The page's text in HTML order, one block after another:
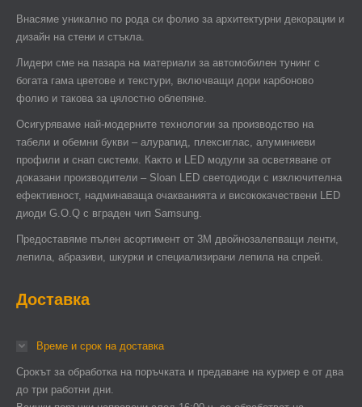
Внасяме уникално по рода си фолио за архитектурни декорации и
дизайн на стени и стъкла.
Лидери сме на пазара на материали за автомобилен тунинг с
богата гама цветове и текстури, включващи дори карбоново
фолио и такова за цялостно облепяне.
Осигуряваме най-модерните технологии за производство на
табели и обемни букви – алурапид, плексиглас, алуминиеви
профили и снап системи. Както и LED модули за осветяване от
доказани производители – Sloan LED светодиоди с изключителна
ефективност, надминаваща очакванията и висококачествени LED
диоди G.O.Q с вграден чип Samsung.
Предоставяме пълен асортимент от 3М двойнозалепващи ленти,
лепила, абразиви, шкурки и специализирани лепила на спрей.
Доставка
Време и срок на доставка
Срокът за обработка на поръчката и предаване на куриер е от два
до три работни дни.